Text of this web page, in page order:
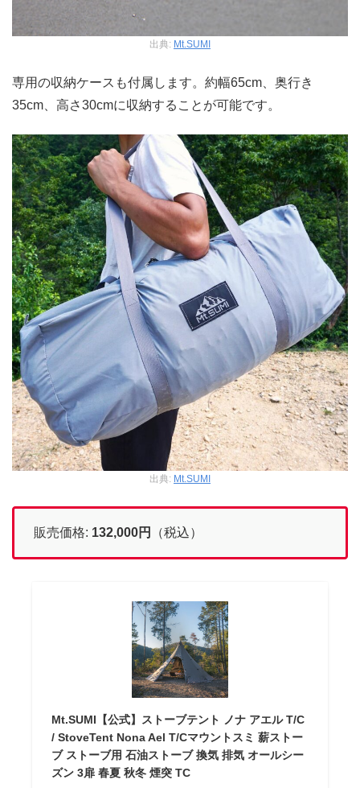
出典: Mt.SUMI
専用の収納ケースも付属します。約幅65cm、奥行き
35cm、高さ30cmに収納することが可能です。
出典: Mt.SUMI
販売価格: 132,000円 （税込）
Mt.SUMI【公式】ストーブテント ノナ アエル T/C
/ StoveTent Nona Ael T/Cマウントスミ 薪ストー
ブ ストーブ用 石油ストーブ 換気 排気 オールシー
ズン 3扉 春夏 秋冬 煙突 TC